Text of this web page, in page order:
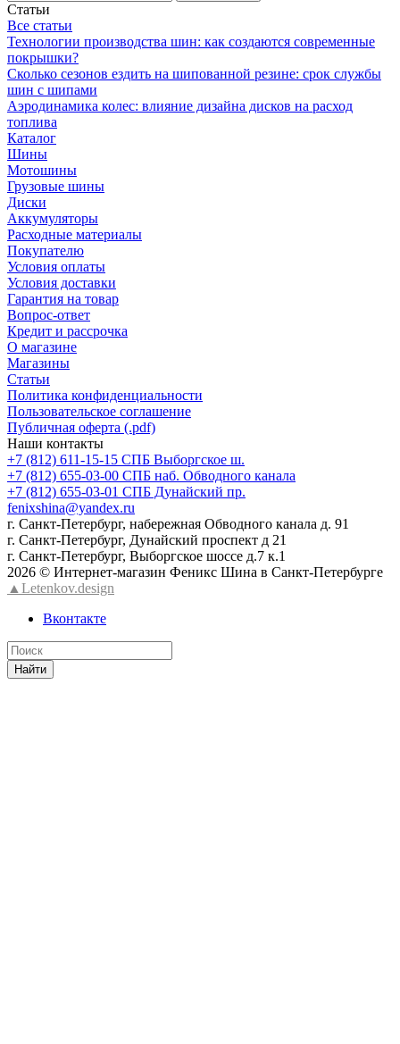
Статьи
Все статьи
Технологии производства шин: как создаются современные
покрышки?
Сколько сезонов ездить на шипованной резине: срок службы
шин с шипами
Аэродинамика колес: влияние дизайна дисков на расход
топлива
Каталог
Шины
Мотошины
Грузовые шины
Диски
Аккумуляторы
Расходные материалы
Покупателю
Условия оплаты
Условия доставки
Гарантия на товар
Вопрос-ответ
Кредит и рассрочка
О магазине
Магазины
Статьи
Политика конфиденциальности
Пользовательское соглашение
Публичная оферта (.pdf)
Наши контакты
+7 (812) 611-15-15 СПБ Выборгское ш.
+7 (812) 655-03-00 СПБ наб. Обводного канала
+7 (812) 655-03-01 СПБ Дунайский пр.
fenixshina@yandex.ru
г. Санкт-Петербург, набережная Обводного канала д. 91
г. Санкт-Петербург, Дунайский проспект д 21
г. Санкт-Петербург, Выборгское шоссе д.7 к.1
2026 © Интернет-магазин Феникс Шина в Санкт-Петербурге
▲Letenkov.design
Вконтакте
Найти